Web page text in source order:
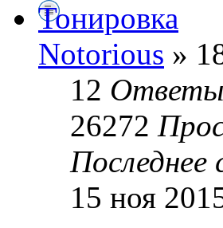
Тонировка
Notorious »
12 Ответы
26272
15 ноя